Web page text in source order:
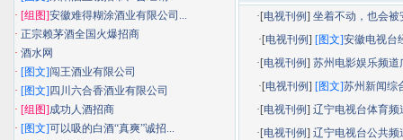
·[电视刊例]坐着不动，也会被
·[电视刊例] [图文]安徽电视台
·[电视刊例]苏州电影娱乐频道
·[电视刊例] [图文]苏州新闻综
·[电视刊例]辽宁电视台体育频
·[电视刊例]辽宁电视台公共频
· [组图]安徽难得糊涂酒业有限公司...
· 正宗赖茅酒全国火爆招商
· 酒水网
· [图文]闯王酒业有限公司
· [图文] 四川六合香酒业有限公司
· [组图]成功人酒招商
· [图文]可以吸的白酒“真爽”诚招...